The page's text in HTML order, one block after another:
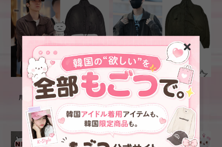
★WayV ヘンドリー 着
用！！【Undermycar】25SS
Multi Patched Vintage
Gaor Zip-Up Mocha
¥25,900
★ENHYPEN ソヌ 着用！！
【Undermycar】25SS
MULTI PATCHED VINTAGE
GAOR ZIP-UP - KHAKI
¥26,100